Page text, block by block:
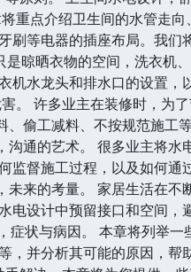
重点介绍卫生间的水管走向
刷等电器的插座布局。我们
晾晒衣物的空间，洗衣机
机水龙头和排水口的设置，
。 许多业主在装修时，为
、偷工减料、不按规范施工
沟通的艺术。 很多业主将水
监督施工过程，以及如何通
未来的考量。 家居生活在不
电设计中预留接口和空间，
症状与病因。 本章将列举一
，并分析其可能的原因，帮